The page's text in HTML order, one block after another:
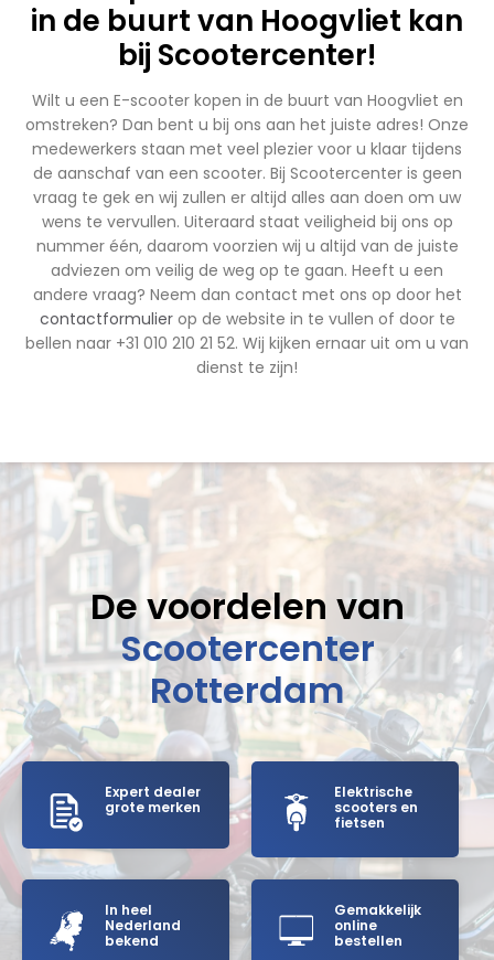
in de buurt van Hoogvliet kan
bij Scootercenter!
Wilt u een E-scooter kopen in de buurt van Hoogvliet en
omstreken? Dan bent u bij ons aan het juiste adres! Onze
medewerkers staan met veel plezier voor u klaar tijdens
de aanschaf van een scooter. Bij Scootercenter is geen
vraag te gek en wij zullen er altijd alles aan doen om uw
wens te vervullen. Uiteraard staat veiligheid bij ons op
nummer één, daarom voorzien wij u altijd van de juiste
adviezen om veilig de weg op te gaan. Heeft u een
andere vraag? Neem dan contact met ons op door het
contactformulierop de website in te vullen of door te
bellen naar +31 010 210 21 52. Wij kijken ernaar uit om u van
dienst te zijn!
De voordelen van
Scootercenter
Rotterdam
Expert dealer
grote merken
Elektrische
scooters en
fietsen
In heel
Nederland
bekend
Gemakkelijk
online
bestellen